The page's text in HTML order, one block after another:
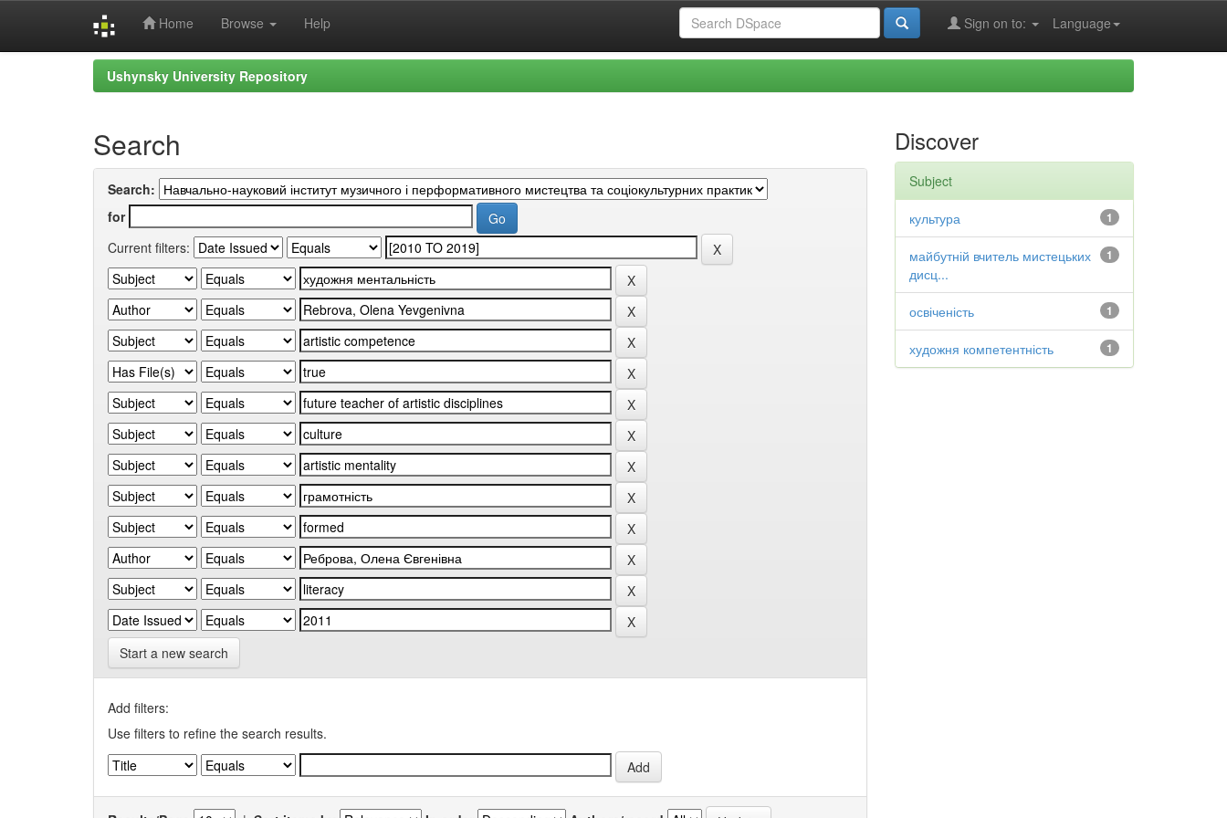
Home Browse Help Language
Sign on to:
Ushynsky University Repository
Search
Search:
for
Current filters:
Start a new search
Add filters:
Use filters to refine the search results.
Discover
Subject
1
культура
1
майбутній вчитель мистецьких
дисц...
1
освіченість
1
художня компетентність